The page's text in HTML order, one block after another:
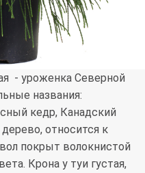
- уроженка Северной
названия:
кедр, Канадский
относится к
покрыт волокнистой
Крона у туи густая,